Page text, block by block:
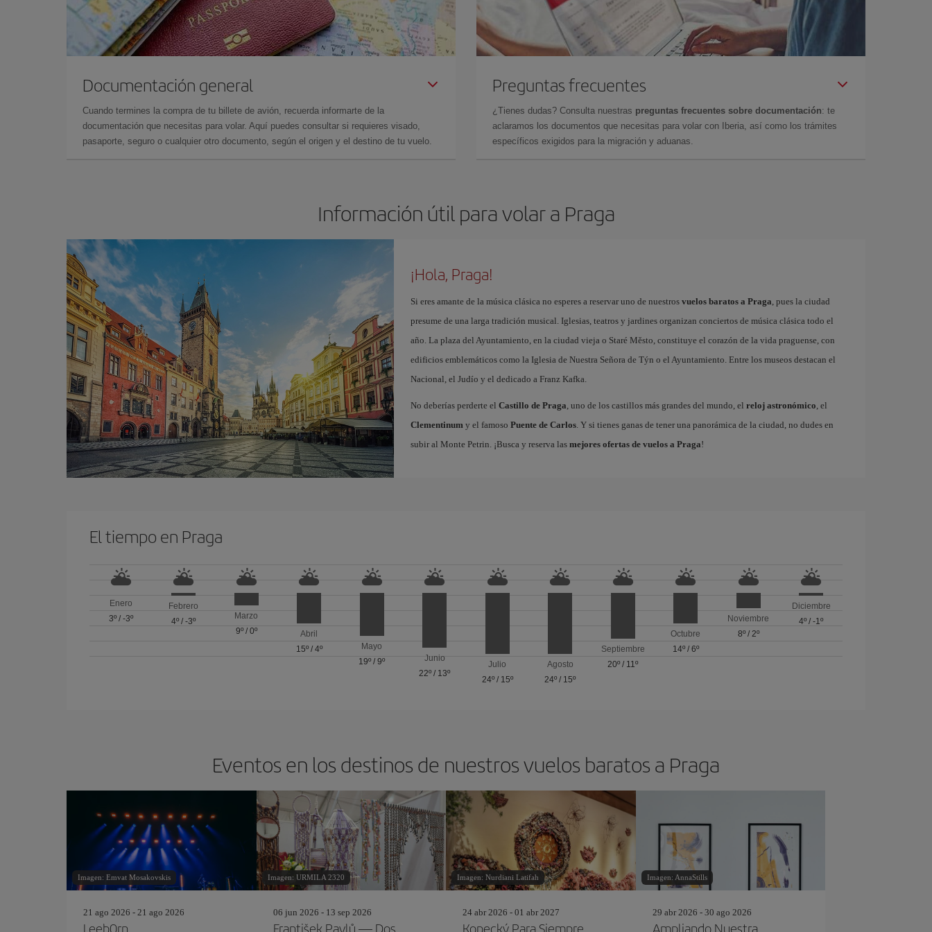
Documentación general
Cuando termines la compra de tu billete de avión, recuerda informarte de la
documentación que necesitas para volar. Aquí puedes consultar si requieres visado,
pasaporte, seguro o cualquier otro documento, según el origen y el destino de tu vuelo.
Preguntas frecuentes
¿Tienes dudas? Consulta nuestras preguntas frecuentes sobre documentación: te
aclaramos los documentos que necesitas para volar con Iberia, así como los trámites
específicos exigidos para la migración y aduanas.
Información útil para volar a Praga
¡Hola, Praga!
Si eres amante de la música clásica no esperes a reservar uno de nuestros vuelos baratos a Praga, pues la ciudad
presume de una larga tradición musical. Iglesias, teatros y jardines organizan conciertos de música clásica todo el
año. La plaza del Ayuntamiento, en la ciudad vieja o Staré Město, constituye el corazón de la vida praguense, con
edificios emblemáticos como la Iglesia de Nuestra Señora de Týn o el Ayuntamiento. Entre los museos destacan el
Nacional, el Judío y el dedicado a Franz Kafka.
No deberías perderte el Castillo de Praga, uno de los castillos más grandes del mundo, el reloj astronómico, el
Clementinumy el famoso Puente de Carlos. Y si tienes ganas de tener una panorámica de la ciudad, no dudes en
subir al Monte Petrin. ¡Busca y reserva las mejores ofertas de vuelos a Praga!
El tiempo en Praga
Enero
3º/ -3º
Febrero
4º /-3º
Marzo
9º/ 0º
Abril
15º/ 4º
Mayo
19º /9º
Junio
22º / 13º
Julio
24º/ 15º
Agosto
24º / 15º
Septiembre
20º / 11º
Octubre
14º/ 6º
Noviembre
8º/ 2º
Diciembre
4º /-1º
Eventos en los destinos de nuestros vuelos baratos a Praga
Imagen: Emvat Mosakovskis
21 ago 2026 - 21 ago 2026
Leeb0rn
Imagen: URMILA 2320
06 jun 2026 - 13 sep 2026
František Pavlů — Dos
Imagen: Nurdiani Latifah
24 abr 2026 - 01 abr 2027
Kopecký Para Siempre
Imagen: AnnaStills
29 abr 2026 - 30 ago 2026
Ampliando Nuestra